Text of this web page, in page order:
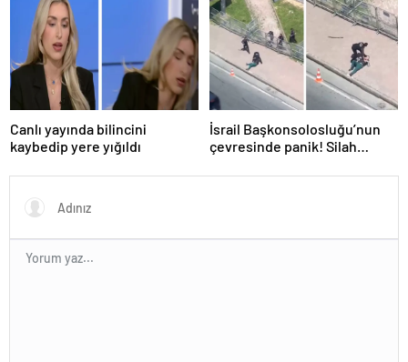
Canlı yayında bilincini
kaybedip yere yığıldı
İsrail Başkonsolosluğu’nun
çevresinde panik! Silah
açıklama geldi